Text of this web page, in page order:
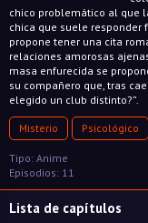
chico problemático al que
chica que suele
propone tener una cita
relaciones amorosas
masa enfurecida se
su compañero que, tras
elegido un club distinto?”.
Misterio Psicológico
Tipo: Anime
Episodios: 11
Lista de capítulos